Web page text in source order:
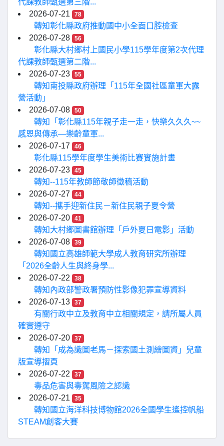
代課教師甄選第三階...
2026-07-21
78
轉知彰化縣政府推動國中小全面口腔檢查
2026-07-28
56
彰化縣大村鄉村上國民小學115學年度第2次代理
代課教師甄選第二階...
2026-07-23
55
轉知南投縣政府辦理「115年全國社區童軍大露
營活動」
2026-07-08
50
轉知「彰化縣115年親子走一走，快樂久久久~~
感恩與傳承—樂齡童軍...
2026-07-17
46
彰化縣115學年度學生美術比賽實施計畫
2026-07-23
45
轉知--115年教師節敬師徵稿活動
2026-07-27
44
轉知--攜手迎新住民－新住民親子夏令營
2026-07-20
41
轉知大村鄉圖書館辦理「戶外夏日電影」活動
2026-07-08
39
轉知國立高雄師範大學成人教育研究所辦理
「2026全齡人生與終身學...
2026-07-22
38
轉知內政部警政署預防性影像犯罪宣導資料
2026-07-13
37
有關行政中立及教育中立相關規定，請所屬人員
確實遵守
2026-07-20
37
轉知「成為識圖老馬－探索國土測繪圖資」兒童
版宣導摺頁
2026-07-22
37
毒品危害與毒駕風險之認識
2026-07-21
35
轉知國立海洋科技博物館2026全國學生遙控帆船
STEAM創客大賽